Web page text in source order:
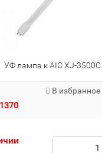
УФ лампа к AIC XJ-3500С
В избранное